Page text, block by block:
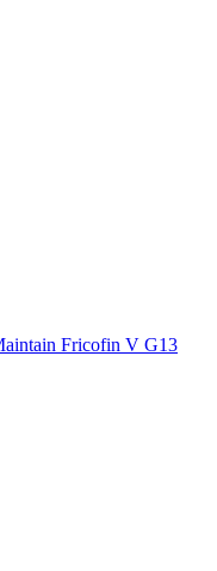
Fricofin V G13